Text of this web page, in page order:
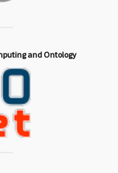
and Ontology